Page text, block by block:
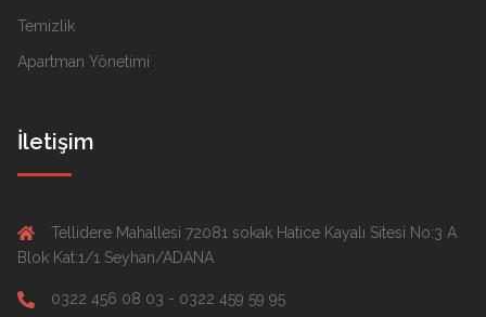
Temizlik
Apartman Yönetimi
İletişim
Tellidere Mahallesi 72081 sokak Hatice Kayalı Sitesi No:3 A
Blok Kat:1/1 Seyhan/ADANA
0322 456 08 03 - 0322 459 59 95